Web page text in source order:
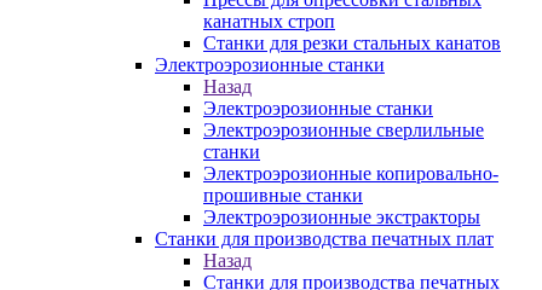
канатных строп
Станки для резки стальных канатов
Электроэрозионные станки
Назад
Электроэрозионные станки
Электроэрозионные сверлильные
станки
Электроэрозионные копировально-
прошивные станки
Электроэрозионные экстракторы
Станки для производства печатных плат
Назад
Станки для производства печатных